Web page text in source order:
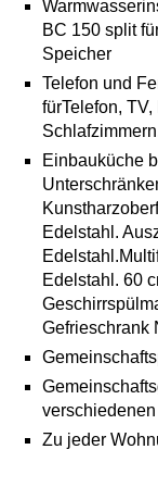
BC 150 split
Speicher
Telefon und
fürTelefon,
Einbauküche
Edelstahl.
Edelstahl. 60
Gefrieschrank
Zu jeder